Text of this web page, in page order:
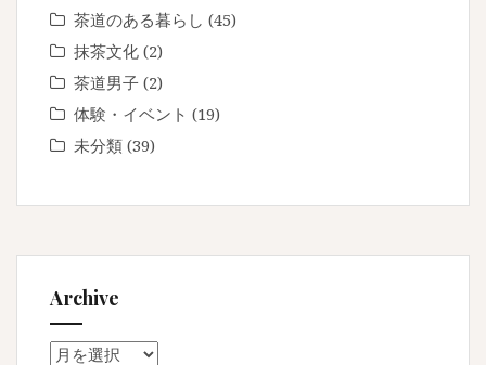
茶道のある暮らし (45)
抹茶文化 (2)
茶道男子 (2)
体験・イベント (19)
未分類 (39)
Archive
Archive